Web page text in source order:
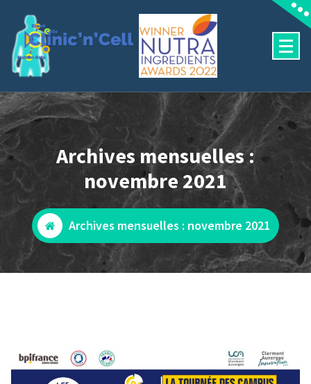
contenu
Archives mensuelles :
novembre 2021
Archives mensuelles : novembre 2021